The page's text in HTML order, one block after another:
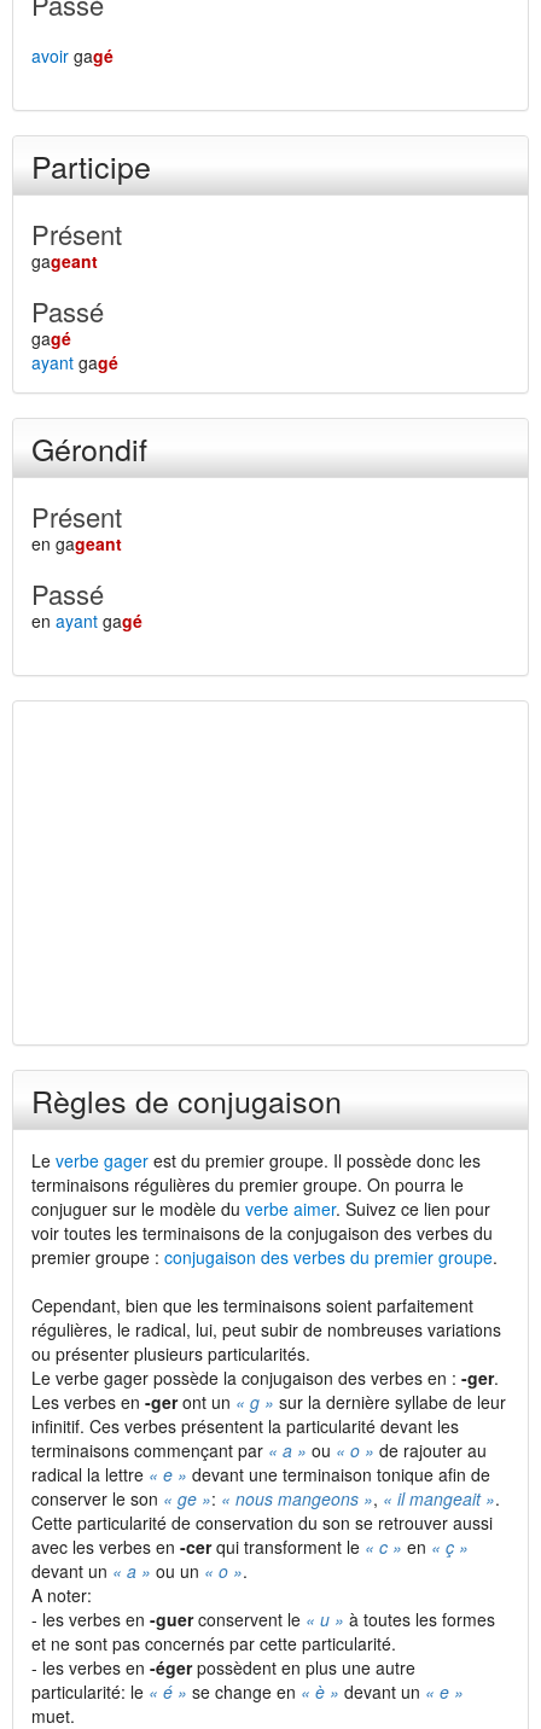
avoir gagé
Participe
Présent
gageant
Passé
gagé
ayant gagé
Gérondif
Présent
en gageant
Passé
en ayant gagé
Règles de conjugaison
Le verbe gager est du premier groupe. Il possède donc les
terminaisons régulières du premier groupe. On pourra le
conjuguer sur le modèle du verbe aimer. Suivez ce lien pour
voir toutes les terminaisons de la conjugaison des verbes du
premier groupe : conjugaison des verbes du premier groupe.
Cependant, bien que les terminaisons soient parfaitement
régulières, le radical, lui, peut subir de nombreuses variations
ou présenter plusieurs particularités.
Le verbe gager possède la conjugaison des verbes en : -ger.
Les verbes en -geront un « g » sur la dernière syllabe de leur
infinitif. Ces verbes présentent la particularité devant les
terminaisons commençant par « a » ou « o » de rajouter au
radical la lettre « e » devant une terminaison tonique afin de
conserver le son « ge »: « nous mangeons », « il mangeait ».
Cette particularité de conservation du son se retrouver aussi
avec les verbes en -cerqui transforment le « c » en « ç »
devant un « a » ou un « o ».
A noter:
- les verbes en -guerconservent le « u » à toutes les formes
et ne sont pas concernés par cette particularité.
- les verbes en -égerpossèdent en plus une autre
particularité: le « é » se change en « è » devant un « e »
muet.